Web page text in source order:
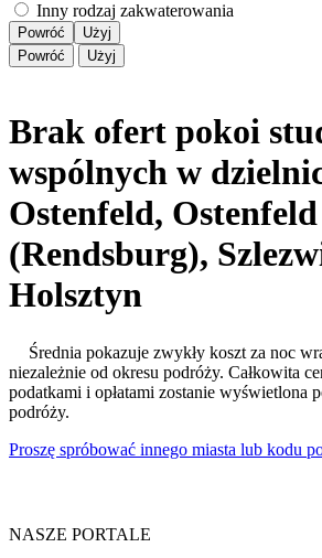
Inny rodzaj zakwaterowania
Powróć
Użyj
Powróć
Użyj
Brak ofert pokoi
wspólnych w
Ostenfeld, Ostenfeld
(Rendsburg),
Holsztyn
Średnia pokazuje zwykły koszt za noc
niezależnie od okresu podróży. Całkowita
podatkami i opłatami zostanie wyświetlona
podróży.
Proszę spróbować innego miasta lub kodu
NASZE PORTALE